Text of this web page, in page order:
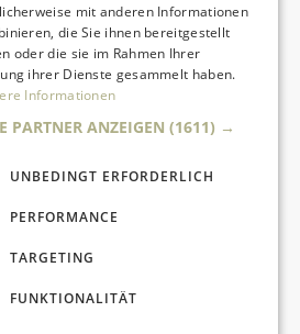
Da sind Kinder mit Begeisterung
dabei.
bauen
mit anderen Informationen
die Sie ihnen bereitgestellt
oder die sie im Rahmen Ihrer
ihrer Dienste gesammelt haben.
Informationen
PARTNER ANZEIGEN (1611) →
UNBEDINGT ERFORDERLICH
PERFORMANCE
TARGETING
FUNKTIONALITÄT